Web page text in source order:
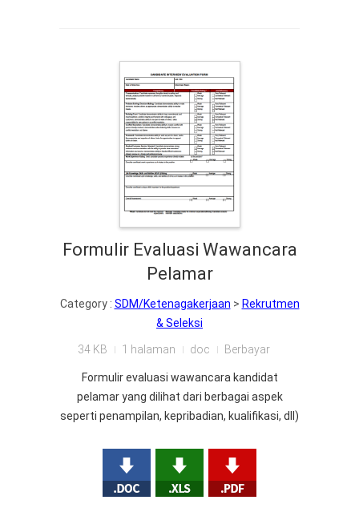
Formulir Evaluasi Wawancara
Pelamar
Category : SDM/Ketenagakerjaan > Rekrutmen
& Seleksi
34 KB 1 halaman doc Berbayar
Formulir evaluasi wawancara kandidat
pelamar yang dilihat dari berbagai aspek
seperti penampilan, kepribadian, kualifikasi, dll)